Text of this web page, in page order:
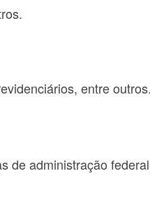
entre outros.
de administração